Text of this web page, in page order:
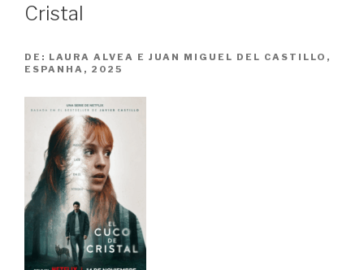
Cristal
DE: LAURA ALVEA E JUAN MIGUEL DEL CASTILLO,
ESPANHA, 2025